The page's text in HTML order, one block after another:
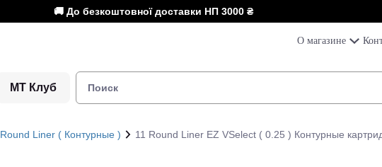
🚚 До безкоштовної доставки НП 3000 ₴
О магазине
МТ Клуб
Round Liner ( Контурные ) 11 Round Liner EZ VSelect ( 0.25 ) Контурные